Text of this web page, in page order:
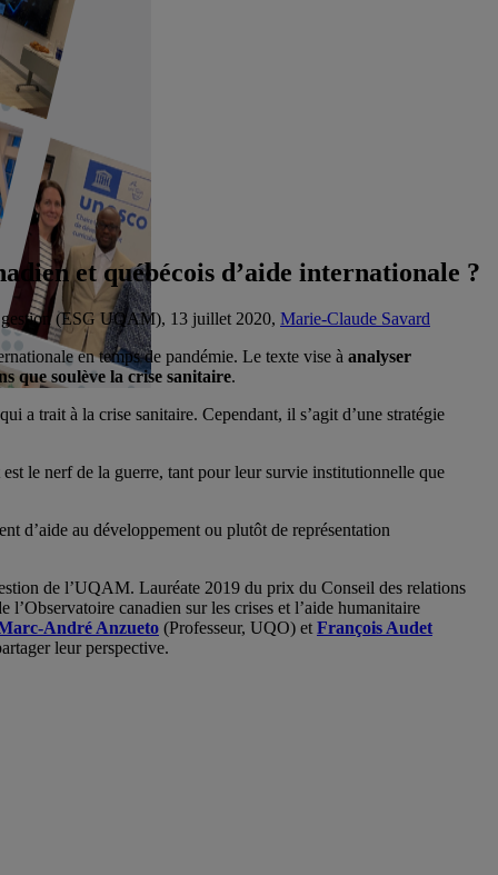
et québécois d’aide internationale ?
gestion (ESG UQAM), 13 juillet 2020, Marie-Claude Savard
en temps de pandémie. Le texte vise à analyser
que soulève la crise sanitaire.
a trait à la crise sanitaire. Cependant, il s’agit d’une stratégie
le nerf de la guerre, tant pour leur survie institutionnelle que
d’aide au développement ou plutôt de représentation
de l’UQAM. Lauréate 2019 du prix du Conseil des relations
canadien sur les crises et l’aide humanitaire
André Anzueto (Professeur, UQO) etFrançois Audet
leur perspective.